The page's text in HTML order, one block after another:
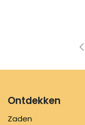
Ontdekken
Zaden